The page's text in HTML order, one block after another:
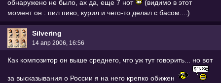
обнаружено не было, ах да, еще 7 нот
(видимо в этот
момент он : пил пиво, курил и чего-то делал с басом....)
Silvering
14 апр 2006, 16:56
Как композитор он выше среднего, что уж тут говорить... но вот
за высказывания о России я на него крепко обижен